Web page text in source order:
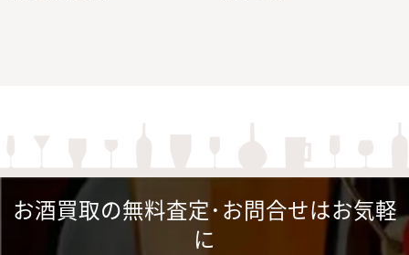
お酒買取の無料査定･お問合せはお気軽
に